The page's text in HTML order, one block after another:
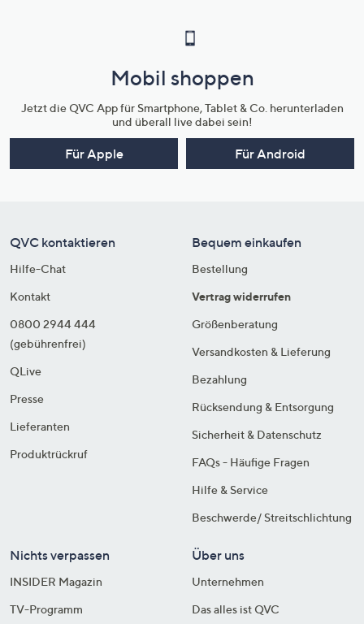
Mobil shoppen
Jetzt die QVC App für Smartphone, Tablet & Co. herunterladen
und überall live dabei sein!
Für Apple Für Android
QVC kontaktieren
Hilfe-Chat
Kontakt
0800 2944 444
(gebührenfrei)
QLive
Presse
Lieferanten
Produktrückruf
Bequem einkaufen
Bestellung
Vertrag widerrufen
Größenberatung
Versandkosten & Lieferung
Bezahlung
Rücksendung & Entsorgung
Sicherheit & Datenschutz
FAQs - Häufige Fragen
Hilfe & Service
Beschwerde/ Streitschlichtung
Nichts verpassen
INSIDER Magazin
TV-Programm
Über uns
Unternehmen
Das alles ist QVC